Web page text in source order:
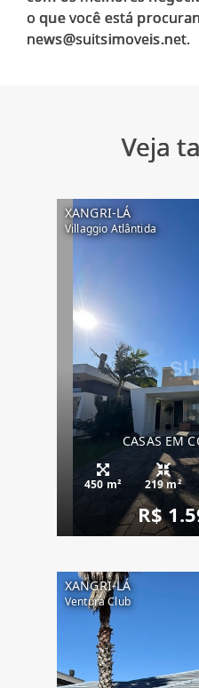
o que você está
Veja
XANGRI-LÁ
Villaggio Atlântida
CASAS EM
450 m² 219 m²
R$
XANGRI-LÁ
Ventura Club